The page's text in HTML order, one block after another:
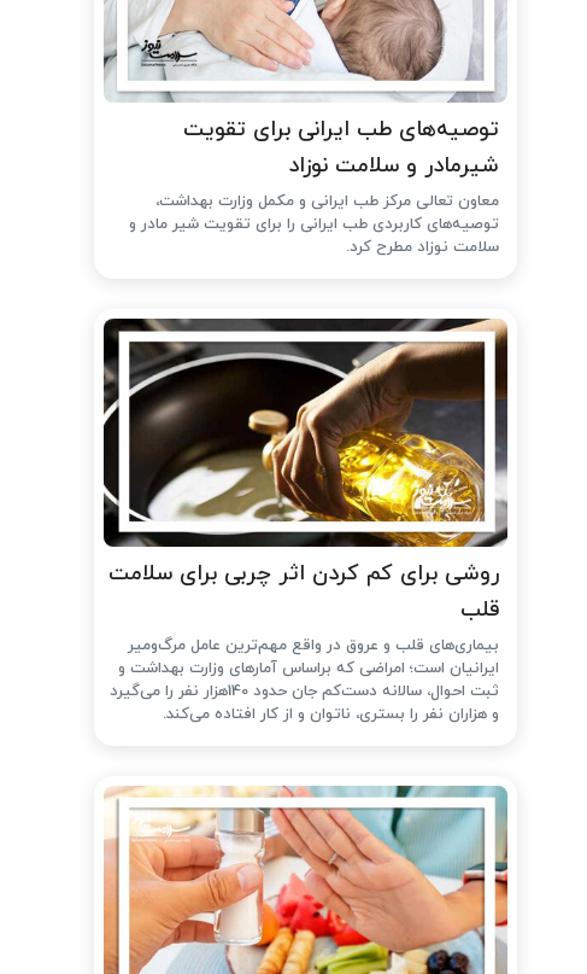
توصیه‌های طب ایرانی برای تقویت
شیرمادر و سلامت نوزاد
معاون تعالی مرکز طب ایرانی و مکمل وزارت بهداشت،
توصیه‌های کاربردی طب ایرانی را برای تقویت شیر مادر و
سلامت نوزاد مطرح کرد.
روشی برای کم کردن اثر چربی برای سلامت
قلب
بیماری‌های قلب و عروق در واقع مهم‌ترین عامل مرگ‌ومیر
ایرانیان است؛ امراضی که براساس آمارهای وزارت بهداشت و
ثبت احوال، سالانه دست‌کم جان حدود 140هزار نفر را می‌گیرد
و هزاران نفر را بستری، ناتوان و از کار افتاده می‌کند.